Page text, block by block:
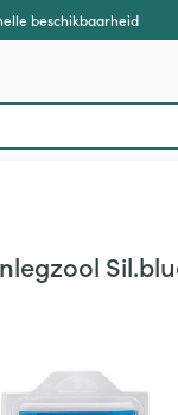
beschikbaarheid